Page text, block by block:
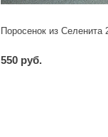
Поросенок из Селенита
550 руб.